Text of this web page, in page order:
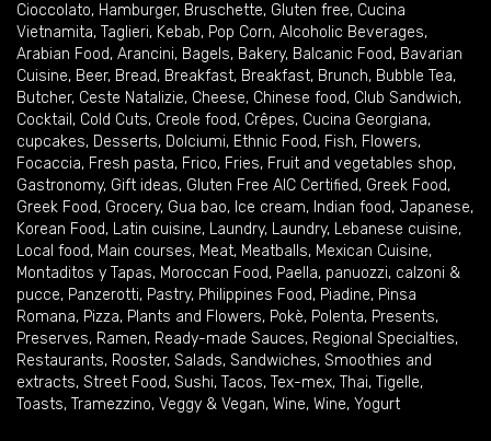
Cioccolato, Hamburger, Bruschette, Gluten free, Cucina
Vietnamita, Taglieri, Kebab, Pop Corn, Alcoholic Beverages,
Arabian Food, Arancini, Bagels, Bakery, Balcanic Food, Bavarian
Cuisine, Beer, Bread, Breakfast, Breakfast, Brunch, Bubble Tea,
Butcher, Ceste Natalizie, Cheese, Chinese food, Club Sandwich,
Cocktail , Cold Cuts, Creole food, Crêpes, Cucina Georgiana,
cupcakes, Desserts, Dolciumi, Ethnic Food, Fish, Flowers,
Focaccia, Fresh pasta, Frico, Fries, Fruit and vegetables shop,
Gastronomy, Gift ideas, Gluten Free AIC Certified, Greek Food,
Greek Food, Grocery, Gua bao, Ice cream, Indian food, Japanese,
Korean Food, Latin cuisine, Laundry, Laundry, Lebanese cuisine,
Local food, Main courses, Meat, Meatballs, Mexican Cuisine,
Montaditos y Tapas, Moroccan Food, Paella, panuozzi, calzoni &
pucce, Panzerotti, Pastry, Philippines Food, Piadine, Pinsa
Romana, Pizza, Plants and Flowers, Pokè, Polenta, Presents,
Preserves, Ramen, Ready-made Sauces, Regional Specialties,
Restaurants, Rooster, Salads, Sandwiches, Smoothies and
extracts, Street Food, Sushi, Tacos, Tex-mex, Thai, Tigelle,
Toasts, Tramezzino, Veggy & Vegan, Wine, Wine, Yogurt